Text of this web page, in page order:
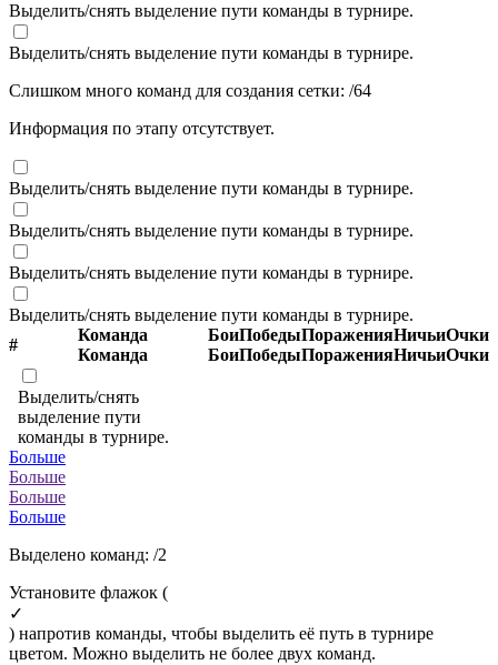
Выделить/снять выделение пути команды в турнире.
Выделить/снять выделение пути команды в турнире.
Слишком много команд для создания сетки: /64
Информация по этапу отсутствует.
Выделить/снять выделение пути команды в турнире.
Выделить/снять выделение пути команды в турнире.
Выделить/снять выделение пути команды в турнире.
Выделить/снять выделение пути команды в турнире.
#
Команда
Команда
Бои
Бои
Победы
Победы
Поражения
Поражения
Ничьи
Ничьи
Очки
Очки
Выделить/снять
выделение пути
команды в турнире.
Больше
Больше
Больше
Больше
Выделено команд: /2
Установите флажок (
✓
) напротив команды, чтобы выделить её путь в турнире
цветом. Можно выделить не более двух команд.